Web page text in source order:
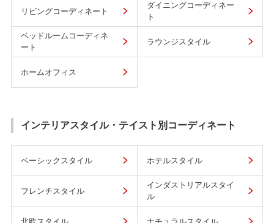
リビングコーディネート
ダイニングコーディネー
ト
ベッドルームコーディネ
ート
ラウンジスタイル
ホームオフィス
インテリアスタイル・テイスト別コーディネート
ベーシックスタイル ホテルスタイル
フレンチスタイル
インダストリアルスタイ
ル